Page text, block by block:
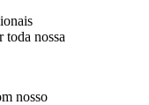
toda nossa
nosso